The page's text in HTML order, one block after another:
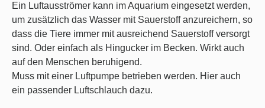
Ein Luftausströmer kann im Aquarium eingesetzt werden,
um zusätzlich das Wasser mit Sauerstoff anzureichern, so
dass die Tiere immer mit ausreichend Sauerstoff versorgt
sind. Oder einfach als Hingucker im Becken. Wirkt auch
auf den Menschen beruhigend.
Muss mit einer Luftpumpe betrieben werden. Hier auch
ein passender Luftschlauch dazu.